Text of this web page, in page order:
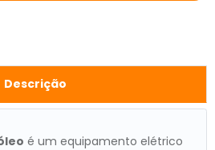
Descrição
é um equipamento elétrico